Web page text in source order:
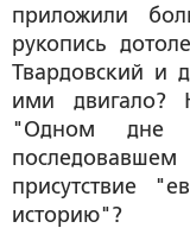
приложили
рукопись
Твардовский и
ими двигало?
"Одном дне
присутствие
историю"?